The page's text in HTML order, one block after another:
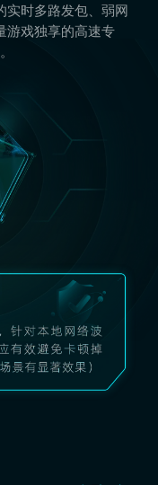
实时多路发包、弱网
游戏独享的高速专